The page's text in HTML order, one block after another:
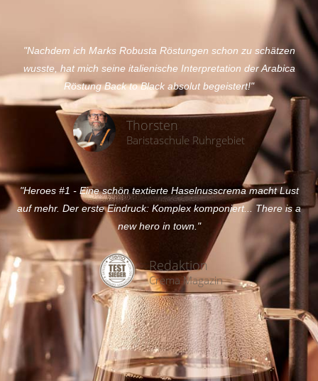
"Nachdem ich Marks Robusta Röstungen schon zu schätzen
wusste, hat mich seine italienische Interpretation der Arabica
Röstung Back to Black absolut begeistert!"
Thorsten
Baristaschule Ruhrgebiet
"Heroes #1 - Eine schön textierte Haselnusscrema macht Lust
auf mehr. Der erste Eindruck: Komplex komponiert... There is a
new hero in town."
Redaktion
Crema Magazin